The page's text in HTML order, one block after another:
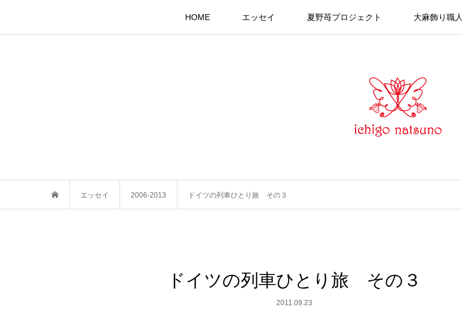
HOME エッセイ 夏野苺プロジェクト 大麻飾り職人
エッセイ 2006-2013 ドイツの列車ひとり旅 その３
ドイツの列車ひとり旅 その３
2011.09.23